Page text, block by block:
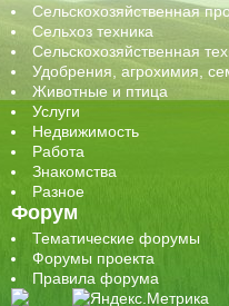
Сельскохозяйственная
Сельхоз техника
Сельскохозяйственная
Удобрения, агрохимия,
Животные и птица
Услуги
Недвижимость
Работа
Знакомства
Разное
Форум
Тематические форумы
Форумы проекта
Правила форума